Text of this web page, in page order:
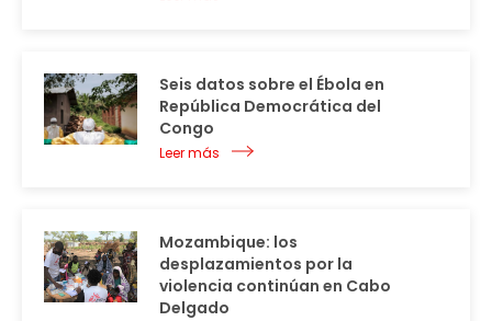
Seis datos sobre el Ébola en
República Democrática del
Congo
Leer más
Mozambique: los
desplazamientos por la
violencia continúan en Cabo
Delgado